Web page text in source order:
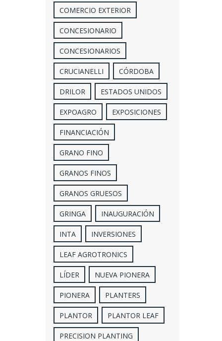
COMERCIO EXTERIOR
CONCESIONARIO
CONCESIONARIOS
CRUCIANELLI CÓRDOBA
DRILOR ESTADOS UNIDOS
EXPOAGRO EXPOSICIONES
FINANCIACIÓN
GRANO FINO
GRANOS FINOS
GRANOS GRUESOS
GRINGA INAUGURACIÓN
INTA INVERSIONES
LEAF AGROTRONICS
LÍDER NUEVA PIONERA
PIONERA PLANTERS
PLANTOR PLANTOR LEAF
PRECISION PLANTING